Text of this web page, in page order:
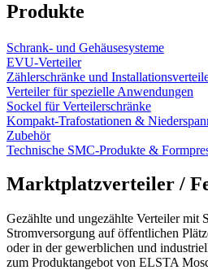
Produkte
Schrank- und Gehäusesysteme
EVU-Verteiler
Zählerschränke und
Verteiler für spezielle Anwendungen
Sockel für Verteilerschränke
Kompakt-Trafostationen &
Zubehör
Technische SMC-Produkte &
Marktplatzverteiler /
Gezählte und ungezählte Verteiler mit
Stromversorgung auf öffentlichen
oder in der gewerblichen und
zum Produktangebot von ELSTA